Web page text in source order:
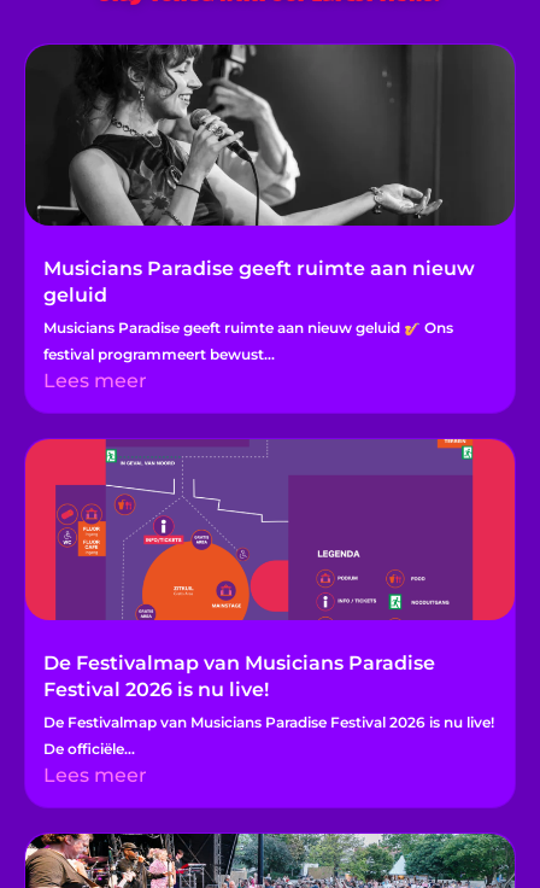
a
m
k
n
Musicians Paradise geeft ruimte aan nieuw
geluid
Musicians Paradise geeft ruimte aan nieuw geluid
Ons
festival programmeert bewust...
Lees meer
De Festivalmap van Musicians Paradise
Festival 2026 is nu live!
De Festivalmap van Musicians Paradise Festival 2026 is nu live!
De officiële...
Lees meer